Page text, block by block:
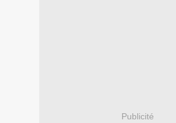
Publicité